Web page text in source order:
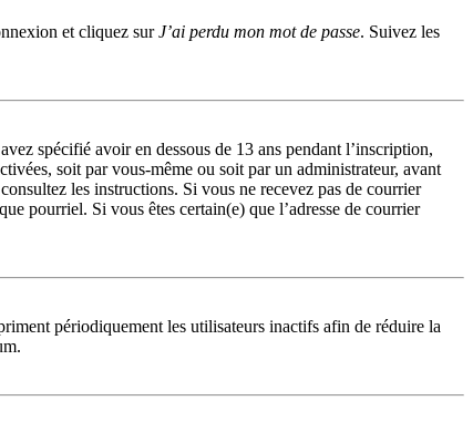
et cliquez surJ’ai perdu mon mot de passe. Suivez les
spécifié avoir en dessous de 13 ans pendant l’inscription,
soit par vous-même ou soit par un administrateur, avant
les instructions. Si vous ne recevez pas de courrier
pourriel. Si vous êtes certain(e) que l’adresse de courrier
périodiquement les utilisateurs inactifs afin de réduire la